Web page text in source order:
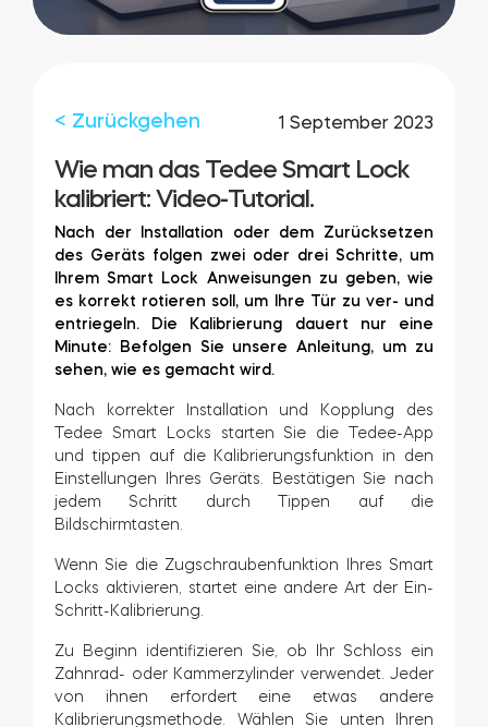
Zubehör
Tedee Bridge
Door Sensor
Zylinder
Adapter
ANMELDEN
< Zurückgehen 1 September 2023
Wie man das Tedee Smart Lock
kalibriert: Video-Tutorial.
Nach der Installation oder dem Zurücksetzen
des Geräts folgen zwei oder drei Schritte, um
Ihrem Smart Lock Anweisungen zu geben, wie
es korrekt rotieren soll, um Ihre Tür zu ver- und
entriegeln. Die Kalibrierung dauert nur eine
Minute: Befolgen Sie unsere Anleitung, um zu
sehen, wie es gemacht wird.
Nach korrekter Installation und Kopplung des
Tedee Smart Locks starten Sie die Tedee-App
und tippen auf die Kalibrierungsfunktion in den
Einstellungen Ihres Geräts. Bestätigen Sie nach
jedem Schritt durch Tippen auf die
Bildschirmtasten.
Wenn Sie die Zugschraubenfunktion Ihres Smart
Locks aktivieren, startet eine andere Art der Ein-
Schritt-Kalibrierung.
Zu Beginn identifizieren Sie, ob Ihr Schloss ein
Zahnrad- oder Kammerzylinder verwendet. Jeder
von ihnen erfordert eine etwas andere
Kalibrierungsmethode. Wählen Sie unten Ihren